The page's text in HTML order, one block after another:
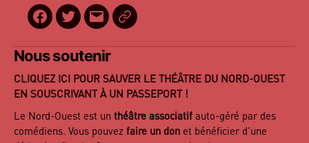
Facebook
Twitter
E-
mail
BilletReduc
Nous soutenir
CLIQUEZ ICI POUR SAUVER LE THÉÂTRE DU NORD-OUEST
EN SOUSCRIVANT À UN PASSEPORT !
Le Nord-Ouest est un théâtre associatif auto-géré par des
comédiens. Vous pouvez faire un don et bénéficier d’une